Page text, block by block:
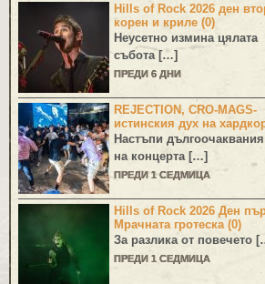
Hills of Rock 2026 ден
корен и криле (0)
Неусетно измина цялата
събота […]
ПРЕДИ 6 ДНИ
REJECTION, CRO-MAGS-
истинския дух на
Настъпи
на концерта […]
ПРЕДИ 1 СЕДМИЦА
Hills of Rock 2026 Ден
Мрачната гротеска (0)
За разлика от повечето
ПРЕДИ 1 СЕДМИЦА